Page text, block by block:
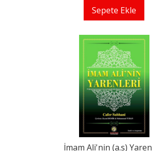
Sepete Ekle
İmam Ali'nin (a.s)